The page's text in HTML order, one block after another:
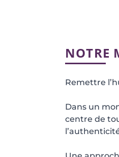
NOTRE
Remettre
Dans un
centre de